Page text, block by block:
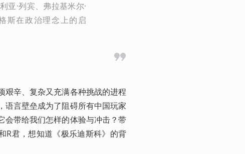
亚·列宾、弗拉基米尔·
斯在政治理念上的启
艰辛、复杂又充满各种挑战的进程
言壁垒成为了阻碍所有中国玩家
会带给我们怎样的体验与冲击？带
R君，想知道《极乐迪斯科》的背